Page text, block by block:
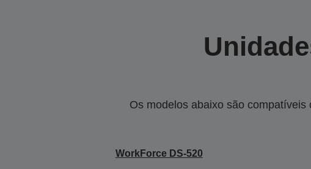
Os modelos abaixo são
WorkForce DS-520